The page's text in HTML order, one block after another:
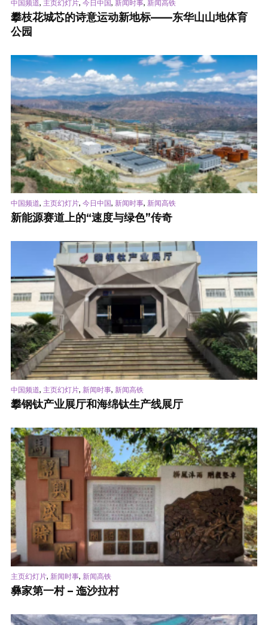
中国频道 主页幻灯片 今日中国 新闻时事 新闻高铁
攀枝花城芯的诗意运动新地标——东华山山地体育
公园
中国频道, 主页幻灯片, 今日中国, 新闻时事, 新闻高铁
新能源赛道上的“速度与绿色”传奇
中国频道, 主页幻灯片, 新闻时事, 新闻高铁
攀钢钛产业展厅和海绵钛生产线展厅
主页幻灯片, 新闻时事, 新闻高铁
彝家第一村 – 迤沙拉村